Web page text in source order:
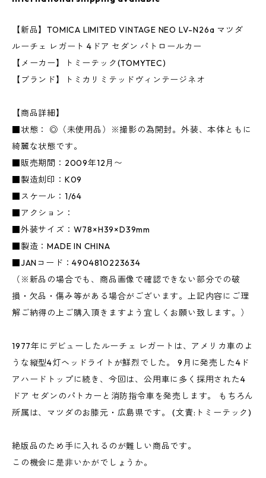
【新品】TOMICA LIMITED VINTAGE NEO LV-N26a マツダ
ルーチェ レガート 4ドア セダン パトロールカー
【メーカー】トミーテック(TOMYTEC)
【ブランド】トミカリミテッドヴィンテージネオ
【商品詳細】
■状態： ◎（未使用品）※撮影の為開封。外装、本体ともに
綺麗な状態です。
■販売期間：2009年12月〜
■製造刻印：K09
■スケール：1/64
■アクション：
■外装サイズ：W78×H39×D39mm
■製造：MADE IN CHINA
■JANコード：4904810223634
（※新品の場合でも、商品画像で確認できない部分での破
損・欠品・傷み等がある場合がございます。上記内容にご理
解ご納得の上ご購入頂きますよう宜しくお願い致します。）
1977年にデビューしたルーチェ レガートは、アメリカ車のよ
うな縦型4灯ヘッドライトが鮮烈でした。 9月に発売した4ド
アハードトップに続き、今回は、公用車に多く採用された4
ドア セダンのパトカーと消防指令車を発売します。 もちろん
所属は、マツダのお膝元・広島県です。 (文責:トミーテック)
絶版品のため手に入れるのが難しい商品です。
この機会に是非いかがでしょうか。